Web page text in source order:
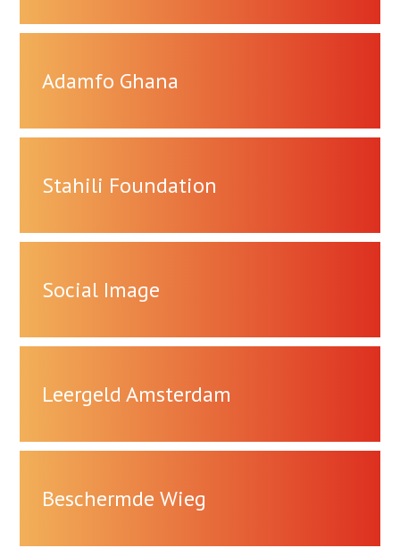
Adamfo Ghana
Stahili Foundation
Social Image
Leergeld Amsterdam
Beschermde Wieg